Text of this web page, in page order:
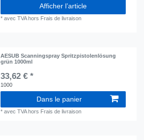
Afficher l’article
*avec TVAhors Frais de livraison
AESUB Scanningspray Spritzpistolenlösung
grün 1000ml
33,62 € *
1000
Dans le panier
*avec TVAhors Frais de livraison